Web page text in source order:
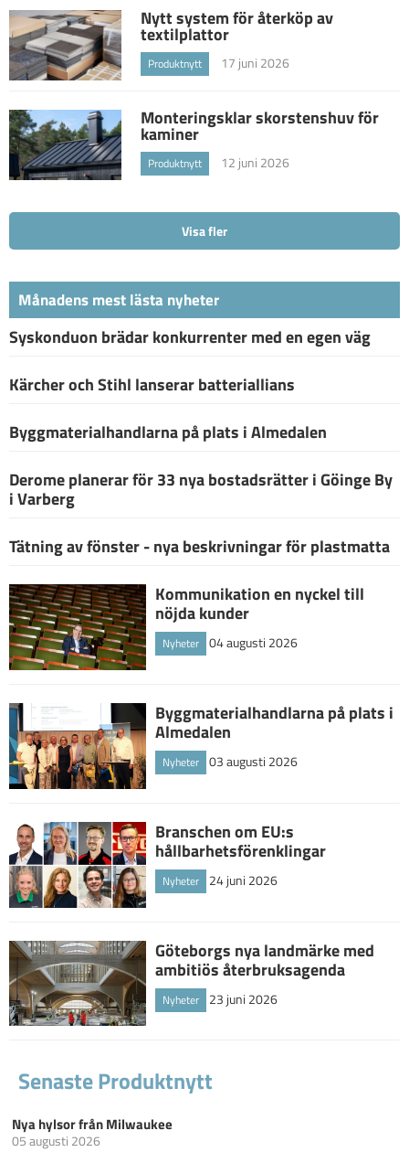
Nytt system för återköp av
textilplattor
Produktnytt 17 juni 2026
Monteringsklar skorstenshuv för
kaminer
Produktnytt 12 juni 2026
Visa fler
Månadens mest lästa nyheter
Syskonduon brädar konkurrenter med en egen väg
Kärcher och Stihl lanserar batteriallians
Byggmaterialhandlarna på plats i Almedalen
Derome planerar för 33 nya bostadsrätter i Göinge By
i Varberg
Tätning av fönster - nya beskrivningar för plastmatta
Kommunikation en nyckel till
nöjda kunder
Nyheter 04 augusti 2026
Byggmaterialhandlarna på plats i
Almedalen
Nyheter 03 augusti 2026
Branschen om EU:s
hållbarhetsförenklingar
Nyheter 24 juni 2026
Göteborgs nya landmärke med
ambitiös återbruksagenda
Nyheter 23 juni 2026
Senaste Produktnytt
Nya hylsor från Milwaukee
05 augusti 2026